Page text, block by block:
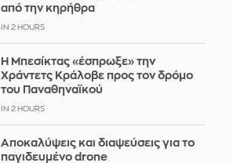
από την κηρήθρα
IN 2 HOURS
Η Μπεσίκτας «έσπρωξε» την
Χράντετς Κράλοβε προς τον δρόμο
του Παναθηναϊκού
IN 2 HOURS
Αποκαλύψεις και διαψεύσεις για το
παγιδευμένο drone